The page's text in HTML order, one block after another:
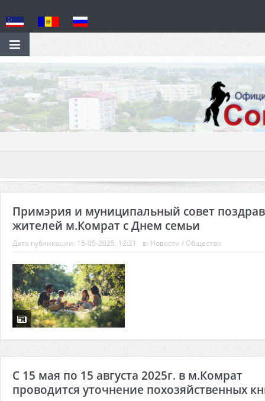
Примэрия и муниципальный совет
жителей м.Комрат с Днем семьи
Дата публикации: 15-05-2025, 12:21 в: Новости / Общество
С 15 мая по 15 августа 2025г. в м.Комрат
проводится уточнение похозяйственных